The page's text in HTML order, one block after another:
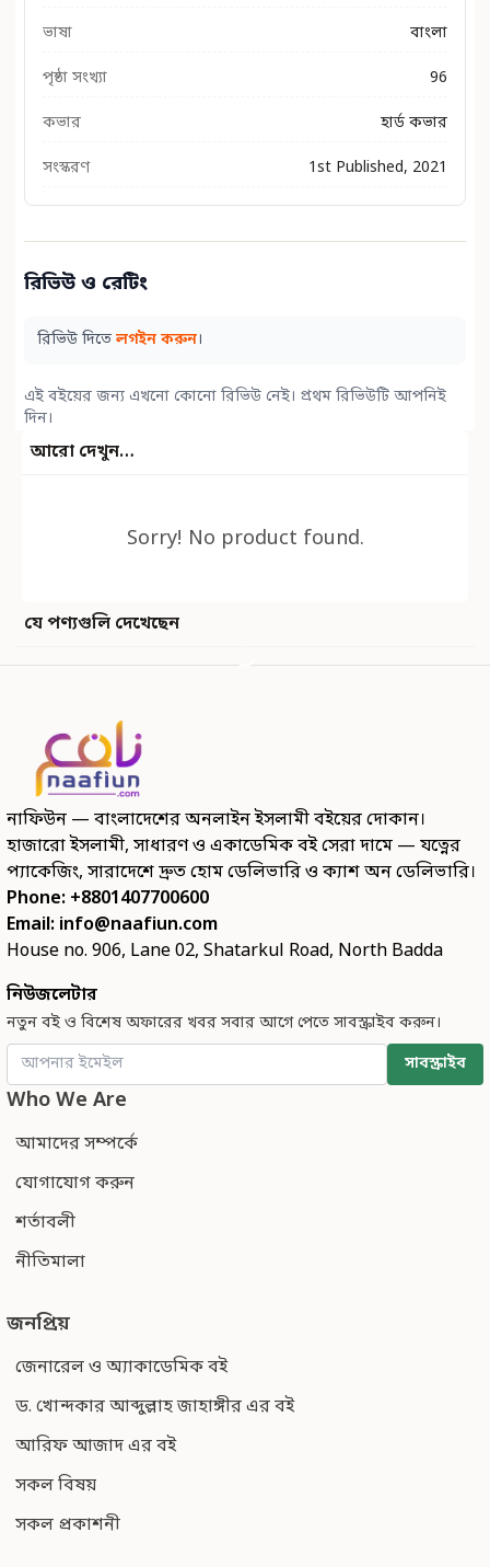
ভাষা বাংলা
পৃষ্ঠা সংখ্যা 96
কভার হার্ড কভার
সংস্করণ 1st Published, 2021
রিভিউ ও রেটিং
রিভিউ দিতে লগইন করুন।
এই বইয়ের জন্য এখনো কোনো রিভিউ নেই। প্রথম রিভিউটি আপনিই
দিন।
আরো দেখুন…
Sorry! No product found.
যে পণ্যগুলি দেখেছেন
নাফিউন — বাংলাদেশের অনলাইন ইসলামী বইয়ের দোকান।
হাজারো ইসলামী, সাধারণ ও একাডেমিক বই সেরা দামে — যত্নের
প্যাকেজিং, সারাদেশে দ্রুত হোম ডেলিভারি ও ক্যাশ অন ডেলিভারি।
Phone: +8801407700600
Email: info@naafiun.com
House no. 906, Lane 02, Shatarkul Road, North Badda
নিউজলেটার
নতুন বই ও বিশেষ অফারের খবর সবার আগে পেতে সাবস্ক্রাইব করুন।
সাবস্ক্রাইব
Who We Are
আমাদের সম্পর্কে
যোগাযোগ করুন
শর্তাবলী
নীতিমালা
জনপ্রিয়
জেনারেল ও অ্যাকাডেমিক বই
ড. খোন্দকার আব্দুল্লাহ জাহাঙ্গীর এর বই
আরিফ আজাদ এর বই
সকল বিষয়
সকল প্রকাশনী